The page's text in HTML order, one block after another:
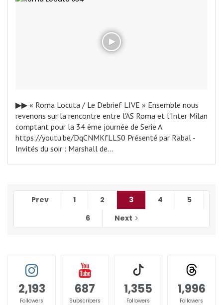
▶︎▶︎ « Roma Locuta / Le Debrief LIVE » Ensemble nous
revenons sur la rencontre entre l'AS Roma et l'Inter Milan
comptant pour la 34 ème journée de Serie A
https://youtu.be/DqCNMKfLLS0 Présenté par Rabal -
Invités du soir : Marshall de…
Prev 1 2 3 4
5
6
Next
2,193
Followers
687
Subscribers
1,355
Followers
1,996
Followers